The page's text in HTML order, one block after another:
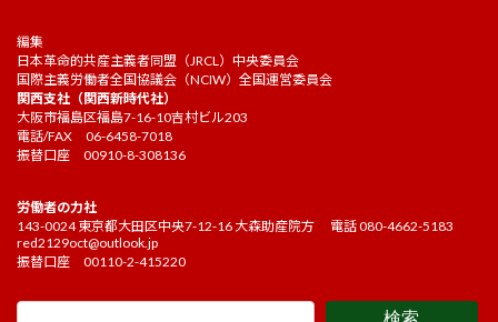
編集
日本革命的共産主義者同盟（JRCL）中央委員会
国際主義労働者全国協議会（NCIW）全国運営委員会
関西支社（関西新時代社）
大阪市福島区福島7-16-10吉村ビル203
電話/FAX 06-6458-7018
振替口座 00910-8-308136
労働者の力社
143-0024 東京都大田区中央7-12-16 大森助産院方 電話 080-4662-5183
red2129oct@outlook.jp
振替口座 00110-2-415220